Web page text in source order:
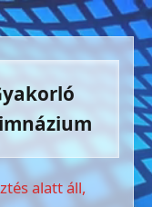
alatt áll,